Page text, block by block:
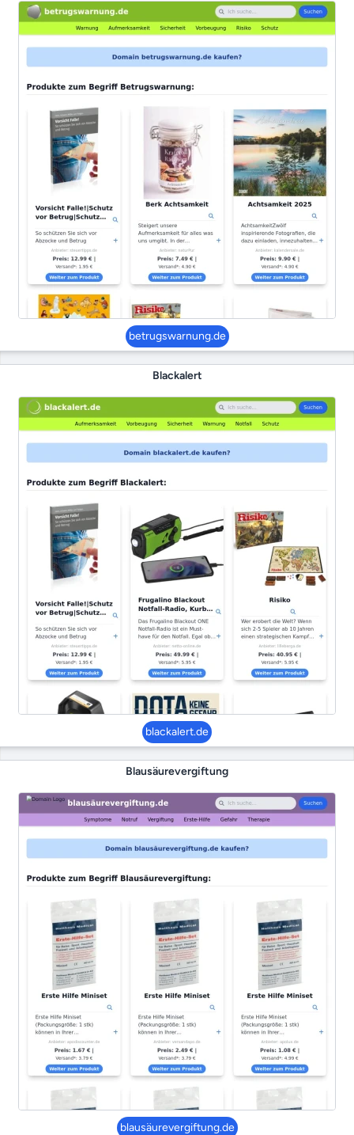
betrugswarnung.de
Blackalert
blackalert.de
Blausäurevergiftung
blausäurevergiftung.de